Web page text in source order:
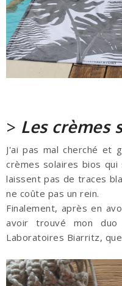
> Les crèmes
J'ai pas mal cherché et
crèmes solaires bios
laissent pas de traces
ne coûte pas un rein.
Finalement, après en
avoir trouvé mon
Laboratoires Biarritz,